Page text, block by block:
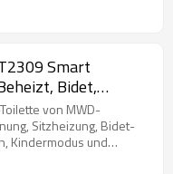
Smart
Bidet,
von MWD-
Sitzheizung, Bidet-
Kindermodus und
wasserdicht und